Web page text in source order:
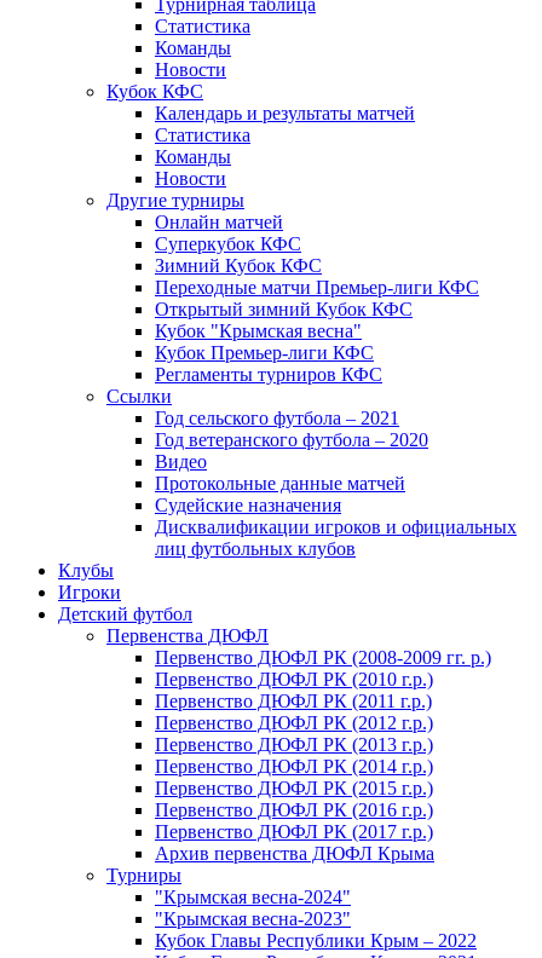
Турнирная таблица
Статистика
Команды
Новости
Кубок КФС
Календарь и результаты матчей
Статистика
Команды
Новости
Другие турниры
Онлайн матчей
Суперкубок КФС
Зимний Кубок КФС
Переходные матчи Премьер-лиги КФС
Открытый зимний Кубок КФС
Кубок "Крымская весна"
Кубок Премьер-лиги КФС
Регламенты турниров КФС
Ссылки
Год сельского футбола – 2021
Год ветеранского футбола – 2020
Видео
Протокольные данные матчей
Судейские назначения
Дисквалификации игроков и официальных
лиц футбольных клубов
Клубы
Игроки
Детский футбол
Первенства ДЮФЛ
Первенство ДЮФЛ РК (2008-2009 гг. р.)
Первенство ДЮФЛ РК (2010 г.р.)
Первенство ДЮФЛ РК (2011 г.р.)
Первенство ДЮФЛ РК (2012 г.р.)
Первенство ДЮФЛ РК (2013 г.р.)
Первенство ДЮФЛ РК (2014 г.р.)
Первенство ДЮФЛ РК (2015 г.р.)
Первенство ДЮФЛ РК (2016 г.р.)
Первенство ДЮФЛ РК (2017 г.р.)
Архив первенства ДЮФЛ Крыма
Турниры
"Крымская весна-2024"
"Крымская весна-2023"
Кубок Главы Республики Крым – 2022